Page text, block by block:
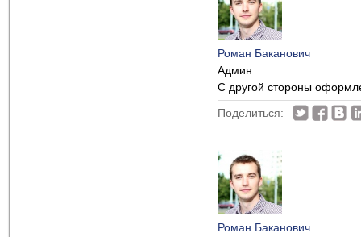
Роман Баканович
Админ
C другой стороны
Поделиться:
Роман Баканович